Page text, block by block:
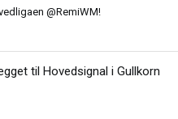
@RemiWM!
til Hovedsignal i Gullkorn